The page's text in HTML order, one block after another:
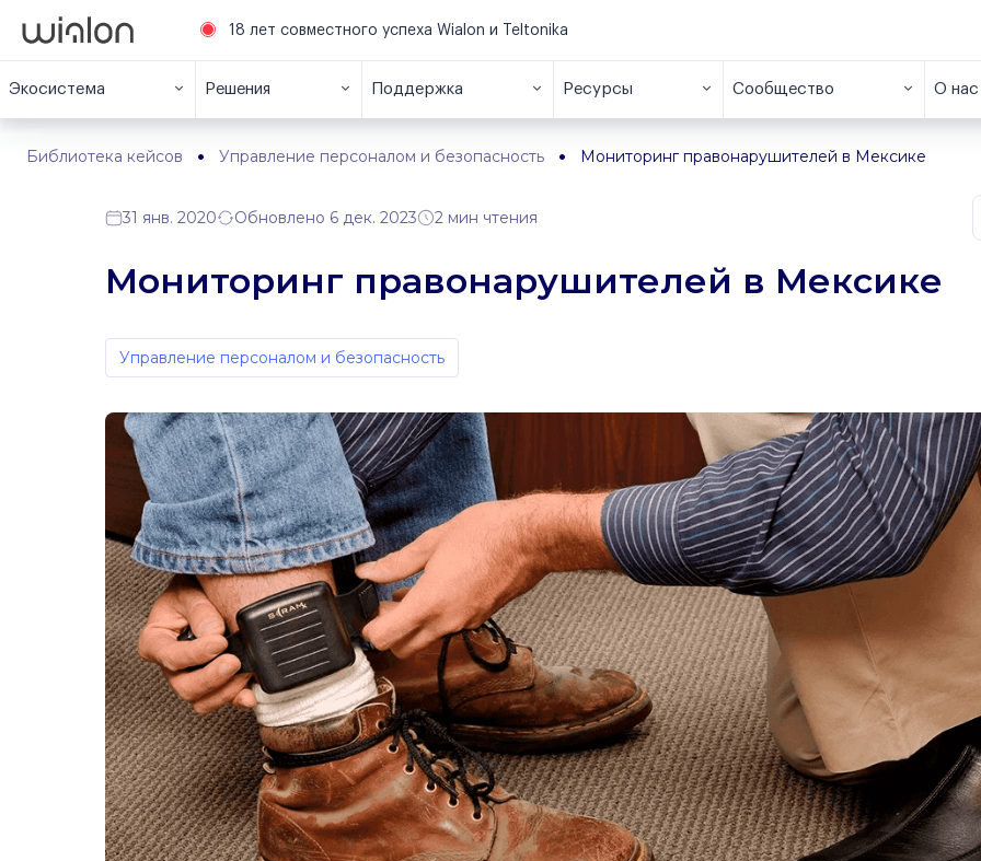
18 лет совместного успеха Wialon и Teltonika
Экосистема Решения Поддержка Ресурсы Сообщество О нас
Библиотека кейсов Управление персоналом и безопасность Мониторинг правонарушителей в Мексике
31 янв. 2020 Обновлено 6 дек. 2023 2 мин чтения
Мониторинг правонарушителей в Мексике
Управление персоналом и безопасность